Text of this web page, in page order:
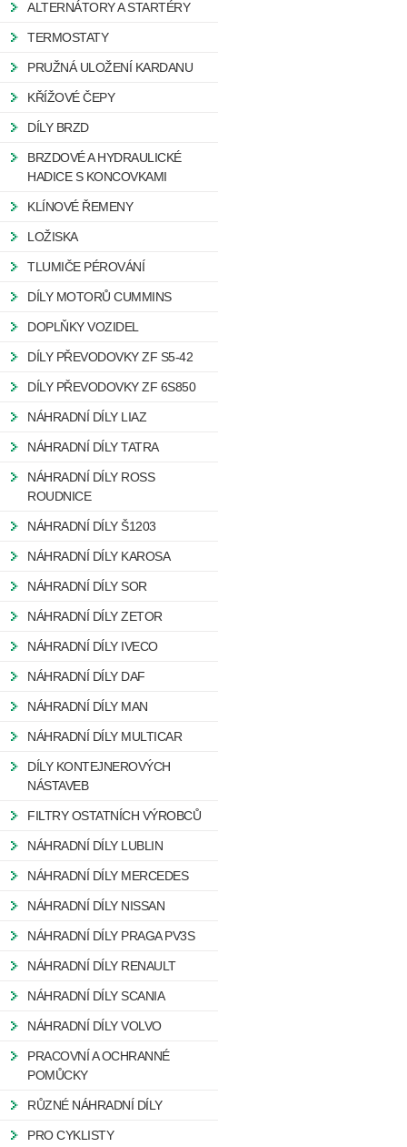
ALTERNÁTORY A STARTÉRY
TERMOSTATY
PRUŽNÁ ULOŽENÍ KARDANU
KŘÍŽOVÉ ČEPY
DÍLY BRZD
BRZDOVÉ A HYDRAULICKÉ
HADICE S KONCOVKAMI
KLÍNOVÉ ŘEMENY
LOŽISKA
TLUMIČE PÉROVÁNÍ
DÍLY MOTORŮ CUMMINS
DOPLŇKY VOZIDEL
DÍLY PŘEVODOVKY ZF S5-42
DÍLY PŘEVODOVKY ZF 6S850
NÁHRADNÍ DÍLY LIAZ
NÁHRADNÍ DÍLY TATRA
NÁHRADNÍ DÍLY ROSS
ROUDNICE
NÁHRADNÍ DÍLY Š1203
NÁHRADNÍ DÍLY KAROSA
NÁHRADNÍ DÍLY SOR
NÁHRADNÍ DÍLY ZETOR
NÁHRADNÍ DÍLY IVECO
NÁHRADNÍ DÍLY DAF
NÁHRADNÍ DÍLY MAN
NÁHRADNÍ DÍLY MULTICAR
DÍLY KONTEJNEROVÝCH
NÁSTAVEB
FILTRY OSTATNÍCH VÝROBCŮ
NÁHRADNÍ DÍLY LUBLIN
NÁHRADNÍ DÍLY MERCEDES
NÁHRADNÍ DÍLY NISSAN
NÁHRADNÍ DÍLY PRAGA PV3S
NÁHRADNÍ DÍLY RENAULT
NÁHRADNÍ DÍLY SCANIA
NÁHRADNÍ DÍLY VOLVO
PRACOVNÍ A OCHRANNÉ
POMŮCKY
RŮZNÉ NÁHRADNÍ DÍLY
PRO CYKLISTY